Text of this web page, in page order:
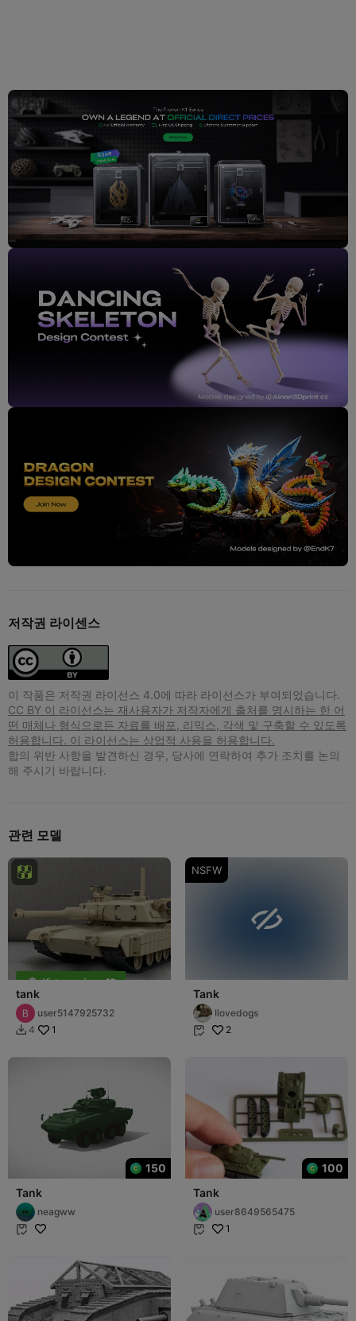
저작권 라이센스
이 작품은 저작권 라이선스 4.0에 따라 라이선스가 부여되었습니다.
CC BY 이 라이선스는 재사용자가 저작자에게 출처를 명시하는 한 어
떤 매체나 형식으로든 자료를 배포, 리믹스, 각색 및 구축할 수 있도록
허용합니다. 이 라이선스는 상업적 사용을 허용합니다.
합의 위반 사항을 발견하신 경우, 당사에 연락하여 추가 조치를 논의
해 주시기 바랍니다.
관련 모델
tank
user5147925732
 4 1
NSFW

Tank
Ilovedogs
 2
150
Tank
neagww

100
Tank
user8649565475
 1